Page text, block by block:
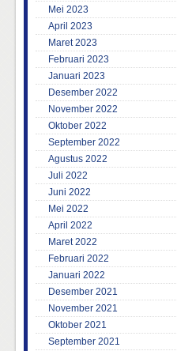
Mei 2023
April 2023
Maret 2023
Februari 2023
Januari 2023
Desember 2022
November 2022
Oktober 2022
September 2022
Agustus 2022
Juli 2022
Juni 2022
Mei 2022
April 2022
Maret 2022
Februari 2022
Januari 2022
Desember 2021
November 2021
Oktober 2021
September 2021